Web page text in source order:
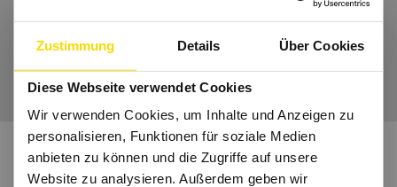
Zustimmung Details Über Cookies
Diese Webseite verwendet Cookies
Wir verwenden Cookies, um Inhalte und Anzeigen zu
personalisieren, Funktionen für soziale Medien
anbieten zu können und die Zugriffe auf unsere
Website zu analysieren. Außerdem geben wir